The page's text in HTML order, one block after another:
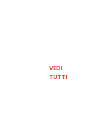
VEDI
TUTTI